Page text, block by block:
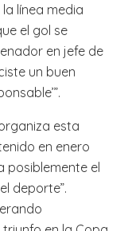
línea media
el gol se
en jefe de
un buen
esta
en enero
posiblemente el
deporte”.